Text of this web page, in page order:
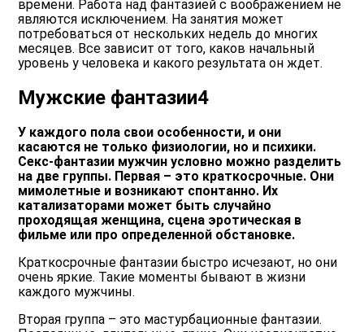
времени. Работа над фантазией с воображением не
являются исключением. На занятия может
потребоваться от нескольких недель до многих
месяцев. Все зависит от того, каков начальный
уровень у человека и какого результата он ждет.
Мужские фантазии4
У каждого пола свои особенности, и они
касаются не только физиологии, но и психики.
Секс-фантазии мужчин условно можно разделить
на две группы. Первая – это краткосрочные. Они
мимолетные и возникают спонтанно. Их
катализаторами может быть случайно
проходящая женщина, сцена эротическая в
фильме или про определенной обстановке.
Краткосрочные фантазии быстро исчезают, но они
очень яркие. Такие моменты бывают в жизни
каждого мужчины.
Вторая группа – это мастурбационные фантазии.